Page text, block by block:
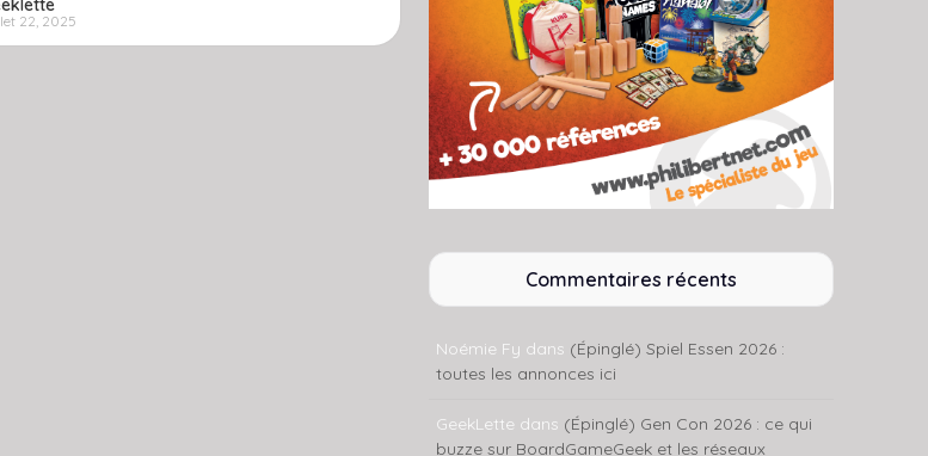
22, 2025
Commentaires récents
Noémie Fy dans (Épinglé) Spiel Essen 2026 :
toutes les annonces ici
GeekLette dans (Épinglé) Gen Con 2026 : ce qui
buzze sur BoardGameGeek et les réseaux